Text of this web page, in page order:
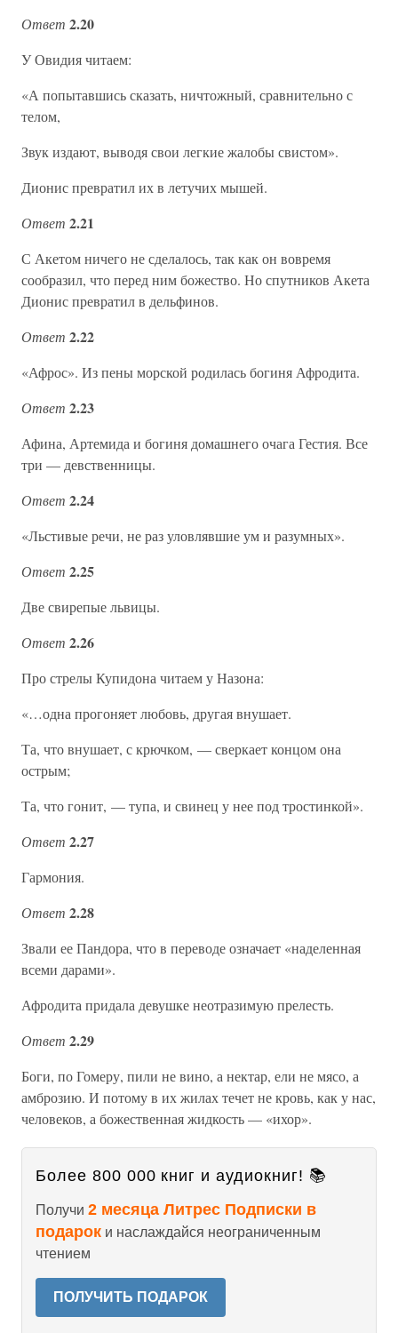
Ответ 2.20
У Овидия читаем:
«А попытавшись сказать, ничтожный, сравнительно с
телом,
Звук издают, выводя свои легкие жалобы свистом».
Дионис превратил их в летучих мышей.
Ответ 2.21
С Акетом ничего не сделалось, так как он вовремя
сообразил, что перед ним божество. Но спутников Акета
Дионис превратил в дельфинов.
Ответ 2.22
«Афрос». Из пены морской родилась богиня Афродита.
Ответ 2.23
Афина, Артемида и богиня домашнего очага Гестия. Все
три — девственницы.
Ответ 2.24
«Льстивые речи, не раз уловлявшие ум и разумных».
Ответ 2.25
Две свирепые львицы.
Ответ 2.26
Про стрелы Купидона читаем у Назона:
«…одна прогоняет любовь, другая внушает.
Та, что внушает, с крючком, — сверкает концом она
острым;
Та, что гонит, — тупа, и свинец у нее под тростинкой».
Ответ 2.27
Гармония.
Ответ 2.28
Звали ее Пандора, что в переводе означает «наделенная
всеми дарами».
Афродита придала девушке неотразимую прелесть.
Ответ 2.29
Боги, по Гомеру, пили не вино, а нектар, ели не мясо, а
амброзию. И потому в их жилах течет не кровь, как у нас,
человеков, а божественная жидкость — «ихор».
Более 800 000 книг и аудиокниг! 📚
Получи 2 месяца Литрес Подписки в
подарок и наслаждайся неограниченным
чтением
ПОЛУЧИТЬ ПОДАРОК